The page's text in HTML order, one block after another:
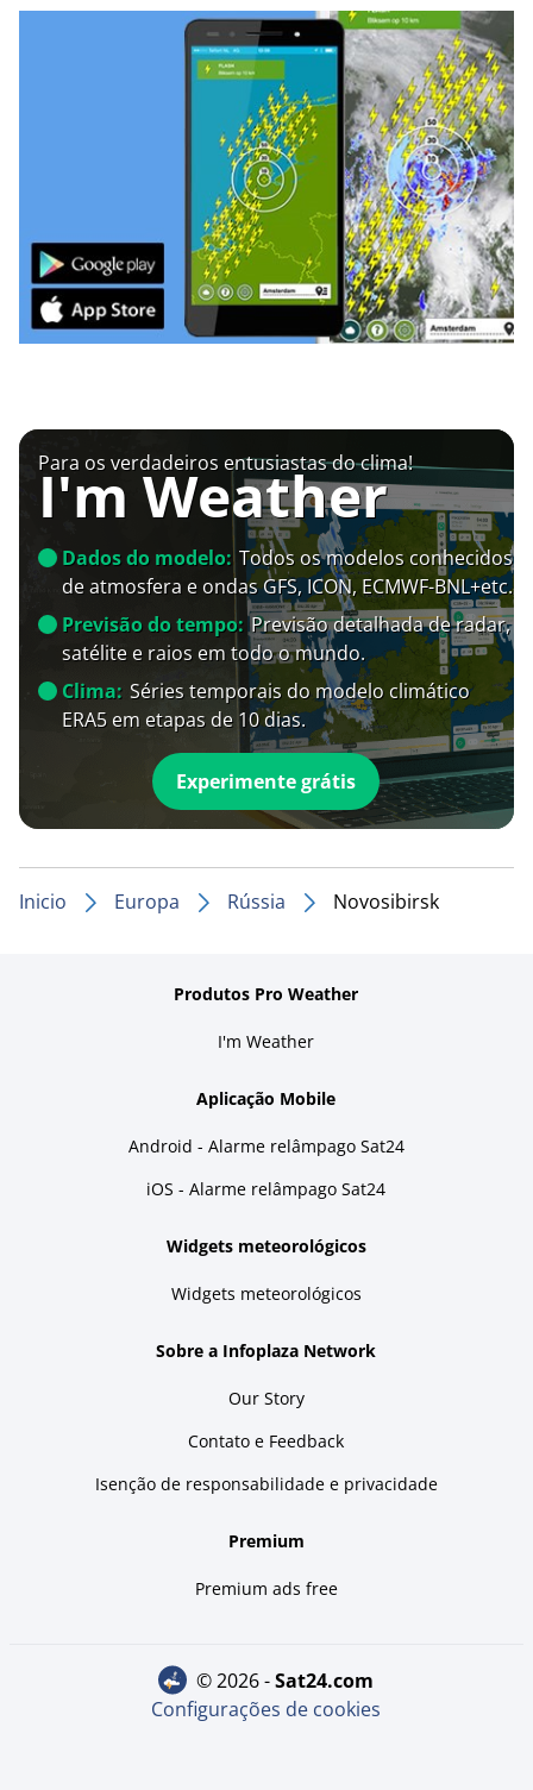
Para os verdadeiros entusiastas do clima!
I'm Weather
Dados do modelo: Todos os modelos conhecidos
de atmosfera e ondas GFS, ICON, ECMWF-BNL+etc.
Previsão do tempo: Previsão detalhada de radar,
satélite e raios em todo o mundo.
Clima: Séries temporais do modelo climático
ERA5 em etapas de 10 dias.
Experimente grátis
Inicio Europa Rússia Novosibirsk
Produtos Pro Weather
I'm Weather
Aplicação Mobile
Android - Alarme relâmpago Sat24
iOS - Alarme relâmpago Sat24
Widgets meteorológicos
Widgets meteorológicos
Sobre a Infoplaza Network
Our Story
Contato e Feedback
Isenção de responsabilidade e privacidade
Premium
Premium ads free
© 2026 - sat24.com
Configurações de cookies